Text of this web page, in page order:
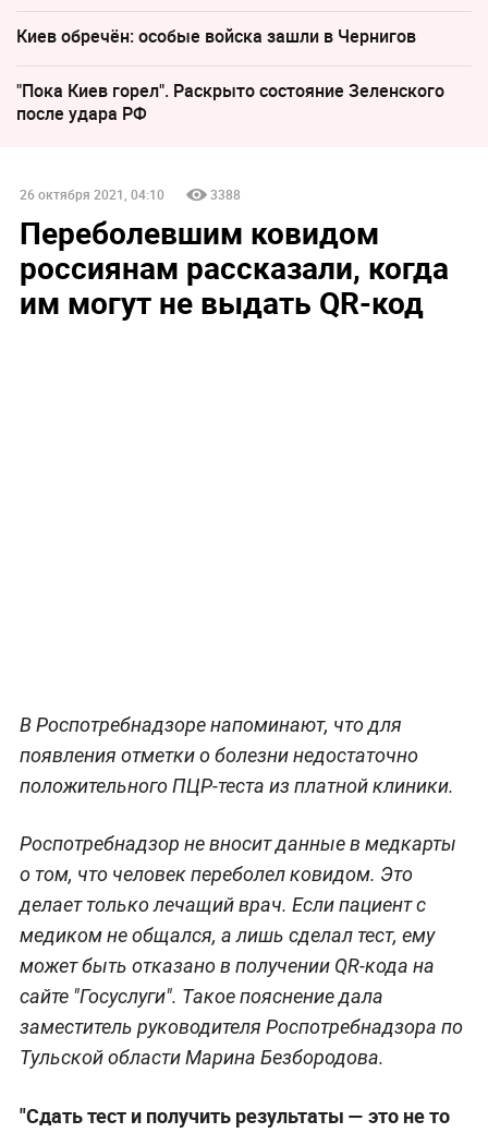
Киев обречён: особые войска зашли в Чернигов
"Пока Киев горел". Раскрыто состояние Зеленского
после удара РФ
26 октября 2021, 04:10 3388
Переболевшим ковидом
россиянам рассказали, когда
им могут не выдать QR-код
В Роспотребнадзоре напоминают, что для
появления отметки о болезни недостаточно
положительного ПЦР-теста из платной клиники.
Роспотребнадзор не вносит данные в медкарты
о том, что человек переболел ковидом. Это
делает только лечащий врач. Если пациент с
медиком не общался, а лишь сделал тест, ему
может быть отказано в получении QR-кода на
сайте "Госуслуги". Такое пояснение дала
заместитель руководителя Роспотребнадзора по
Тульской области Марина Безбородова.
"Сдать тест и получить результаты — это не то